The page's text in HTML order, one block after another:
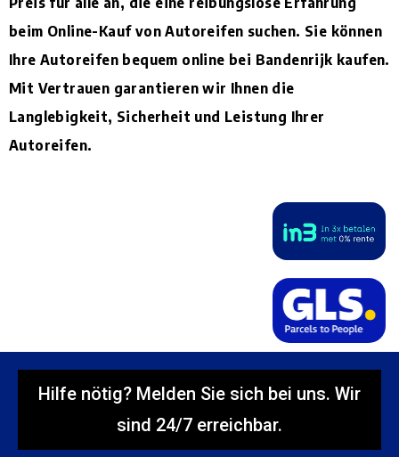
beim Online-Kauf von Autoreifen suchen. Sie können
Ihre Autoreifen bequem online bei Bandenrijk kaufen.
Mit Vertrauen garantieren wir Ihnen die
Langlebigkeit, Sicherheit und Leistung Ihrer
Autoreifen.
Hilfe nötig? Melden Sie sich bei uns. Wir
sind 24/7 erreichbar.